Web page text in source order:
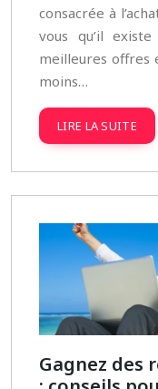
consacrée à
vous qu’il
meilleures offres
moins…
LIRE LA SUITE
Gagnez des